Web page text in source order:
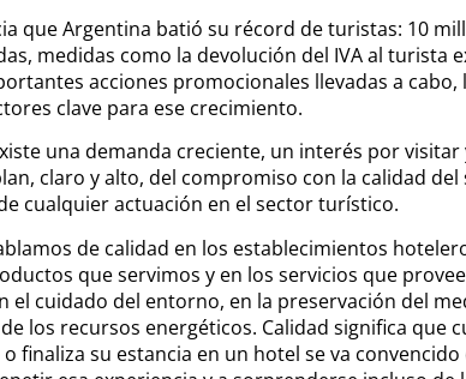
que Argentina batió su récord de turistas: 10
medidas como la devolución del IVA al turista
acciones promocionales llevadas a
clave para ese crecimiento.
una demanda creciente, un interés por
claro y alto, del compromiso con la calidad
cualquier actuación en el sector turístico.
de calidad en los establecimientos
que servimos y en los servicios que
el cuidado del entorno, en la preservación del
los recursos energéticos. Calidad significa que
finaliza su estancia en un hotel se va convencido